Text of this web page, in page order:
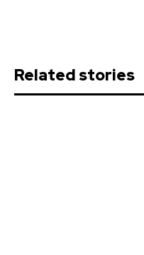
Related stories